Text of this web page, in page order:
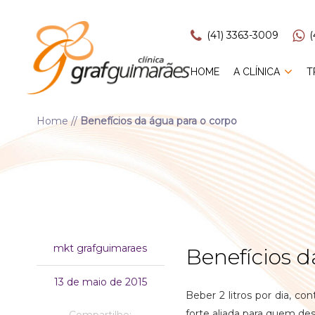
(41) 3363-3009
HOME A CLÍNICA
Home//Benefícios da água para o corpo
mkt grafguimaraes
13 de maio de 2015
Benefícios
Beber 2 litros por dia,